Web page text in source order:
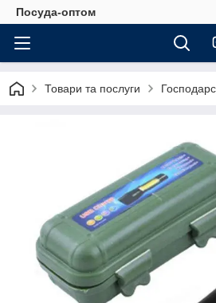
Посуда-оптом
Товари та послуги